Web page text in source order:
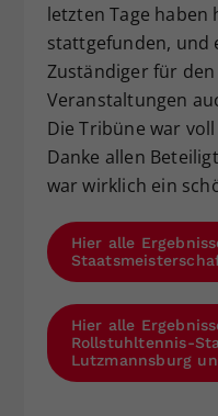
letzten Tage haben
stattgefunden, und
Zuständiger für
Veranstaltungen
Die Tribüne war
Danke allen
war wirklich ein
Hier alle
Hier alle
Rollstuhltennis-
Lutzmannsburg